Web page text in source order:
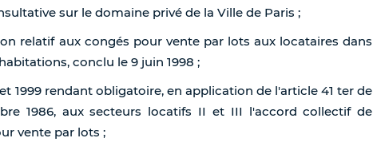
sur le domaine privé de la Ville de Paris ;
relatif aux congés pour vente par lots aux locataires dans
conclu le 9 juin 1998 ;
1999 rendant obligatoire, en application de l'article 41 ter de
1986, aux secteurs locatifs II et III l'accord collectif de
vente par lots ;